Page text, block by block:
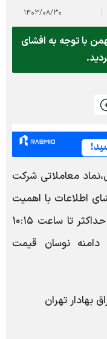
۱۴۰۳/۰۸/۳۰
با توجه به افشای
معاملاتی شرکت
به افشای اطلاعات با اهمیت
گروه ب، متوقف گردید. نماد مذکور حداکثر تا ساعت ۱۰:۱۵
دامنه نوسان قیمت
بهادار تهران